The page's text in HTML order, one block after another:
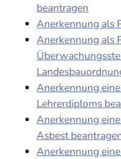
beantragen
Anerkennung als
Anerkennung als
Anerkennung
Lehrerdiploms
Anerkennung
Asbest
Anerkennung